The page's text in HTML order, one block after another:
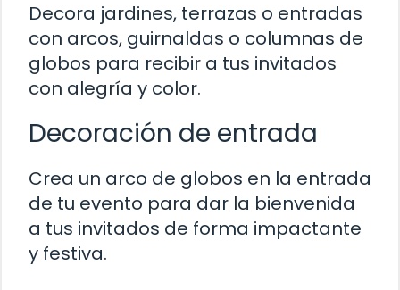
Decora jardines, terrazas o entradas
con arcos, guirnaldas o columnas de
globos para recibir a tus invitados
con alegría y color.
Decoración de entrada
Crea un arco de globos en la entrada
de tu evento para dar la bienvenida
a tus invitados de forma impactante
y festiva.